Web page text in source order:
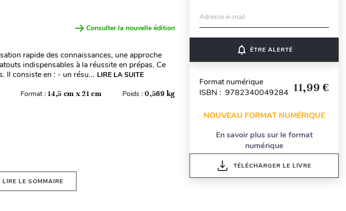
Consulter la nouvelle édition
rapide des connaissances, une approche
indispensables à la réussite en prépas. Ce
Il consiste en : - un résu... LIRE LA SUITE
Format :14,5 cm x 21 cm Poids :0,569 kg
LIRE LE SOMMAIRE
Adresse e-mail
notifications_none ÊTRE ALERTÉ
Format numérique
ISBN : 9782340049284 11,99 €
NOUVEAU FORMAT NUMÉRIQUE
En savoir plus sur le format
numérique
TÉLÉCHARGER LE LIVRE